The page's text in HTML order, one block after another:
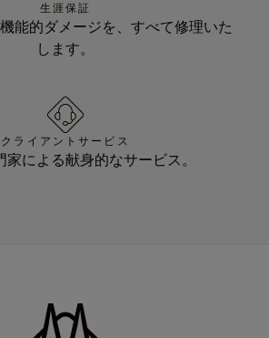
生涯保証
能的ダメージを、すべて修理いた
します。
クライアントサービス
による献身的なサービス。